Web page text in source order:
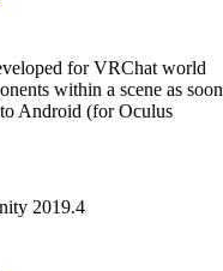
for VRChat world
within a scene as soon
Android (for Oculus
2019.4